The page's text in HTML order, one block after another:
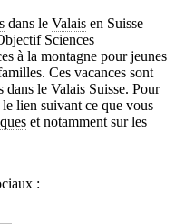
dans le Valais en Suisse
Sciences
à la montagne pour jeunes
Ces vacances sont
dans le Valais Suisse. Pour
lien suivant ce que vous
et notamment sur les
: